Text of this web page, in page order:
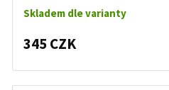
Skladem dle varianty
345 CZK